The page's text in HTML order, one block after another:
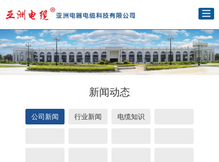
新闻动态
公司新闻 行业新闻 电缆知识